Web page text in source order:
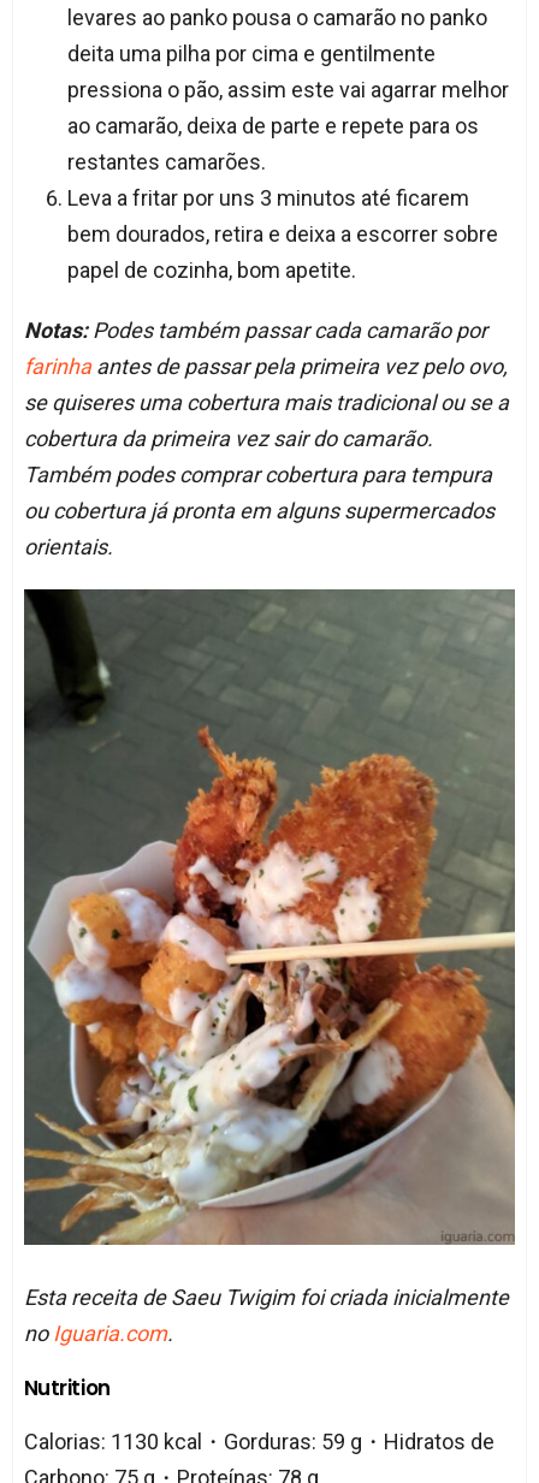
levares ao panko pousa o camarão no panko
deita uma pilha por cima e gentilmente
pressiona o pão, assim este vai agarrar melhor
ao camarão, deixa de parte e repete para os
restantes camarões.
Leva a fritar por uns 3 minutos até ficarem
bem dourados, retira e deixa a escorrer sobre
papel de cozinha, bom apetite.
Notas:Podes também passar cada camarão por
farinhaantes de passar pela primeira vez pelo ovo,
se quiseres uma cobertura mais tradicional ou se a
cobertura da primeira vez sair do camarão.
Também podes comprar cobertura para tempura
ou cobertura já pronta em alguns supermercados
orientais.
Esta receita de Saeu Twigim foi criada inicialmente
noIguaria.com.
Nutrition
Calorias: 1130 kcal・Gorduras: 59 g・Hidratos de
Carbono: 75 g・Proteínas: 78 g